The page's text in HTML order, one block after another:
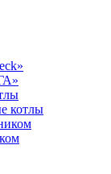
котлы